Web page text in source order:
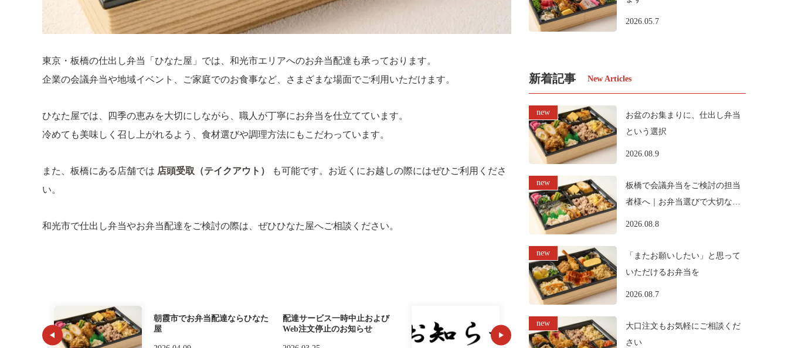
東京・板橋の仕出し弁当「ひなた屋」では、和光市エリアへのお弁当配達も承っております。
企業の会議弁当や地域イベント、ご家庭でのお食事など、さまざまな場面でご利用いただけます。
ひなた屋では、四季の恵みを大切にしながら、職人が丁寧にお弁当を仕立てています。
冷めても美味しく召し上がれるよう、食材選びや調理方法にもこだわっています。
また、板橋にある店舗では 店頭受取（テイクアウト）
も可能です。お近くにお越しの際にはぜひご利用くださ
い。
和光市で仕出し弁当やお弁当配達をご検討の際は、ぜひひなた屋へご相談ください。
朝霞市でお弁当配達ならひなた
屋
配達サービス一時中止および
Web注文停止のお知らせ
2026.05.7
新着記事
お盆のお集まりに、仕出し弁当
という選択
2026.08.9
板橋で会議弁当をご検討の担当
者様へ｜お弁当選びで大切なポ
2026.08.8
「またお願いしたい」と思って
いただけるお弁当を
2026.08.7
大口注文もお気軽にご相談くだ
さい